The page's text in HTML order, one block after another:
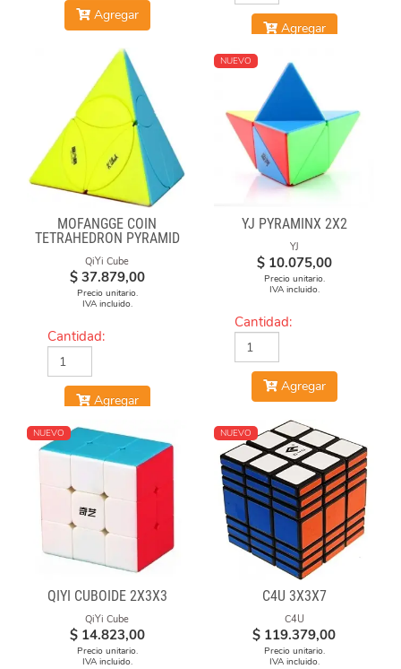
Agregar
Agregar
MOFANGGE COIN
TETRAHEDRON PYRAMID
STICKERLESS
QiYi Cube
$ 37.879,00
Precio unitario.
IVA incluido.
Cantidad:
Agregar
NUEVO
YJ PYRAMINX 2X2
YJ
$ 10.075,00
Precio unitario.
IVA incluido.
Cantidad:
Agregar
NUEVO
QIYI CUBOIDE 2X3X3
QiYi Cube
$ 14.823,00
Precio unitario.
IVA incluido.
NUEVO
C4U 3X3X7
C4U
$ 119.379,00
Precio unitario.
IVA incluido.